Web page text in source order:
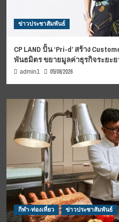
ข่าวประชาสัมพันธ์
CP LAND ปั้น ‘Pri-d’ สร้าง
พันธมิตร ขยายมูลค่าธุรกิจระยะย
admin1 05/08/2026
กีฬา-ท่องเที่ยว ข่าวประชาสัมพันธ์